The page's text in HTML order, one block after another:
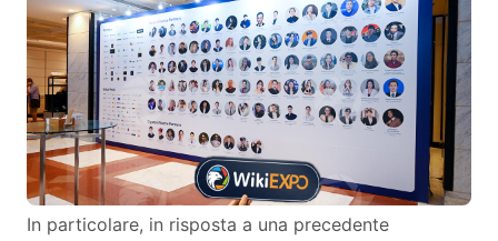
In particolare, in risposta a una precedente